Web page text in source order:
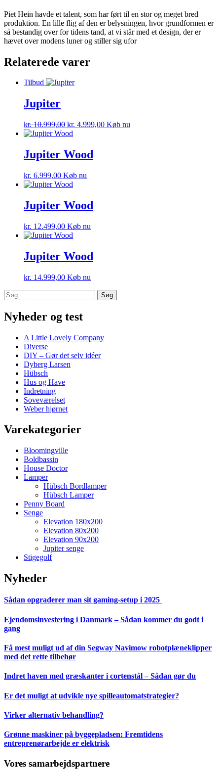
Piet Hein havde et talent, som har ført til en stor og meget bred
produktion. En lille flig af den er belysningen, hvor grundformen er
så bestandig over for tidens tand, at vi står med et design, der er
hævet over modens luner og stiller sig ufor
Relaterede varer
Tilbud
Jupiter
kr.10.999,00 kr. 4.999,00 Køb nu
Jupiter Wood
kr. 6.999,00 Køb nu
Jupiter Wood
kr. 12.499,00 Køb nu
Jupiter Wood
kr. 14.999,00 Køb nu
Søg
efter:
Nyheder og test
A Little Lovely Company
Diverse
DIY – Gør det selv idéer
Dyberg Larsen
Hübsch
Hus og Have
Indretning
Soveværelset
Weber hjørnet
Varekategorier
Bloomingville
Boldbassin
House Doctor
Lamper
Hübsch Bordlamper
Hübsch Lamper
Penny Board
Senge
Elevation 180x200
Elevation 80x200
Elevation 90x200
Jupiter senge
Stigegolf
Nyheder
Sådan opgraderer man sit gaming-setup i 2025
Ejendomsinvestering i Danmark – Sådan kommer du godt i
gang
Få mest muligt ud af din Segway Navimow robotplæneklipper
med det rette tilbehør
Indret haven med græskanter i cortenstål – Sådan gør du
Er det muligt at udvikle nye spilleautomatstrategier?
Virker alternativ behandling?
Grønne maskiner på byggepladsen: Fremtidens
entreprenørarbejde er elektrisk
Vores samarbejdspartnere